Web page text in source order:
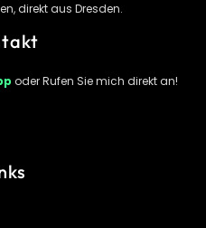
direkt aus Dresden.
oder Rufen Sie mich direkt an!